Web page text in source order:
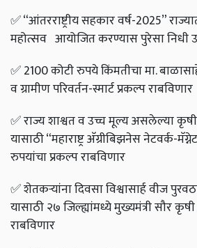
✅“आंतरराष्ट्रीय सहकार वर्ष-2025”
महोत्सव आयोजित करण्यास पुरेसा निधी
✅2100 कोटी रुपये किंमतीचा मा.
व ग्रामीण परिवर्तन-स्मार्ट प्रकल्प राबविणार
✅राज्य शाश्वत व उच्च मूल्य असलेल्या कृषी
यासाठी “महाराष्ट्र अ‍ॅग्रीबिझनेस नेटवर्क-
रुपयांचा प्रकल्प राबविणार
✅शेतकऱ्यांना दिवसा विश्वासार्ह वीज
यासाठी २७ जिल्ह्यांमध्ये मुख्यमंत्री सौर
राबविणार